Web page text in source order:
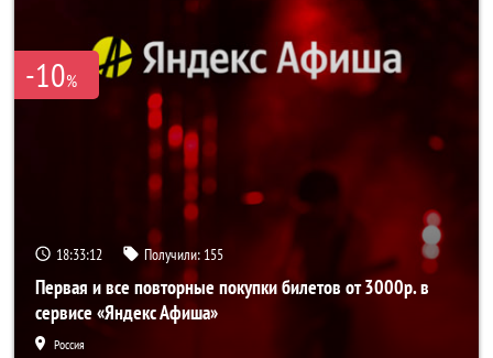
-10%
18:33:11 Получили: 155
Первая и все повторные покупки билетов от 3000р. в
сервисе «Яндекс Афиша»
Россия